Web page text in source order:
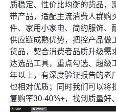
质稳定、性价比均衡的货品，
带产品，适配主流消费人群购
件、家用小家电、简约服饰、
供应链成熟优势，把控产品做
货品，契合消费者品质升级需
达选品工具，重点勾选、超级
年以上，有深度验证报告的老
也相对优质；同时我们可以将
复购率30-40%+，找到质量好